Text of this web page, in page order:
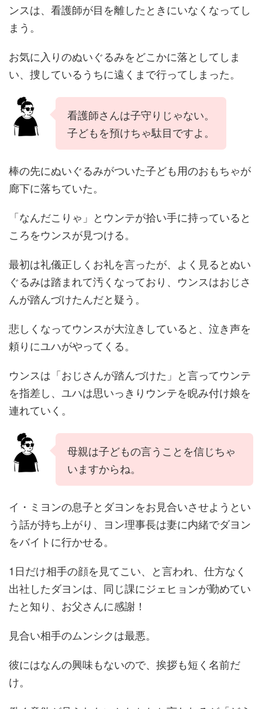
ンスは、看護師が目を離したときにいなくなってし
まう。
お気に入りのぬいぐるみをどこかに落としてしま
い、捜しているうちに遠くまで行ってしまった。
看護師さんは子守りじゃない。
子どもを預けちゃ駄目ですよ。
棒の先にぬいぐるみがついた子ども用のおもちゃが
廊下に落ちていた。
「なんだこりゃ」とウンテが拾い手に持っていると
ころをウンスが見つける。
最初は礼儀正しくお礼を言ったが、よく見るとぬい
ぐるみは踏まれて汚くなっており、ウンスはおじさ
んが踏んづけたんだと疑う。
悲しくなってウンスが大泣きしていると、泣き声を
頼りにユハがやってくる。
ウンスは「おじさんが踏んづけた」と言ってウンテ
を指差し、ユハは思いっきりウンテを睨み付け娘を
連れていく。
母親は子どもの言うことを信じちゃ
いますからね。
イ・ミヨンの息子とダヨンをお見合いさせようとい
う話が持ち上がり、ヨン理事長は妻に内緒でダヨン
をバイトに行かせる。
1日だけ相手の顔を見てこい、と言われ、仕方なく
出社したダヨンは、同じ課にジェヒョンが勤めてい
たと知り、お父さんに感謝！
見合い相手のムンシクは最悪。
彼にはなんの興味もないので、挨拶も短く名前だ
け。